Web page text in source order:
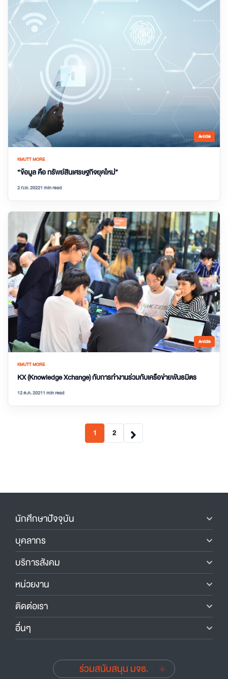
Article
KMUTT MORE
“ข้อมูล คือ ทรัพย์สินเศรษฐกิจยุคใหม่”
2 ก.พ. 20221 min read
Article
KMUTT MORE
KX (Knowledge Xchange) กับการทำงานร่วมกับเครือข่ายพันธมิตร
12 ต.ค. 20211 min read
1 2
นักศึกษาปัจจุบัน
บุคลากร
บริการสังคม
หน่วยงาน
ติดต่อเรา
อื่นๆ
ร่วมสนับสนุน มจธ.